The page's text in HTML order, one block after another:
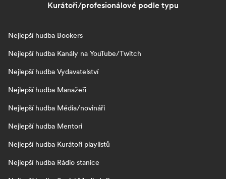
Kurátoři/profesionálové podle typu
Nejlepší hudba Bookers
Nejlepší hudba Kanály na YouTube/Twitch
Nejlepší hudba Vydavatelství
Nejlepší hudba Manažeři
Nejlepší hudba Média/novináři
Nejlepší hudba Mentori
Nejlepší hudba Kurátoři playlistů
Nejlepší hudba Rádio stanice